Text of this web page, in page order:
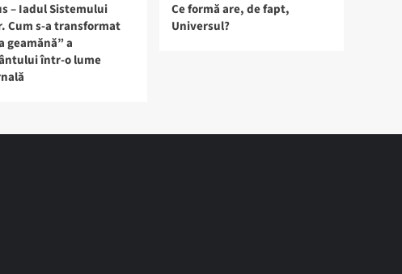
– Iadul Sistemului
Cum s-a transformat
geamănă” a
într-o lume
Ce formă are, de fapt,
Universul?